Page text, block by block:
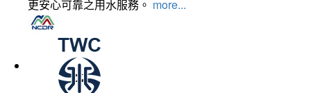
更安心可靠之用水服務。 more...